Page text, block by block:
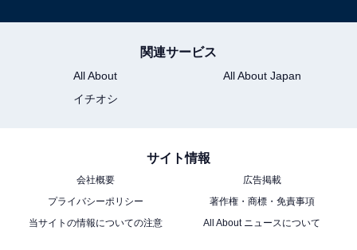
関連サービス
All About
All About Japan
イチオシ
サイト情報
会社概要
広告掲載
プライバシーポリシー
著作権・商標・免責事項
当サイトの情報についての注意
All About ニュースについて